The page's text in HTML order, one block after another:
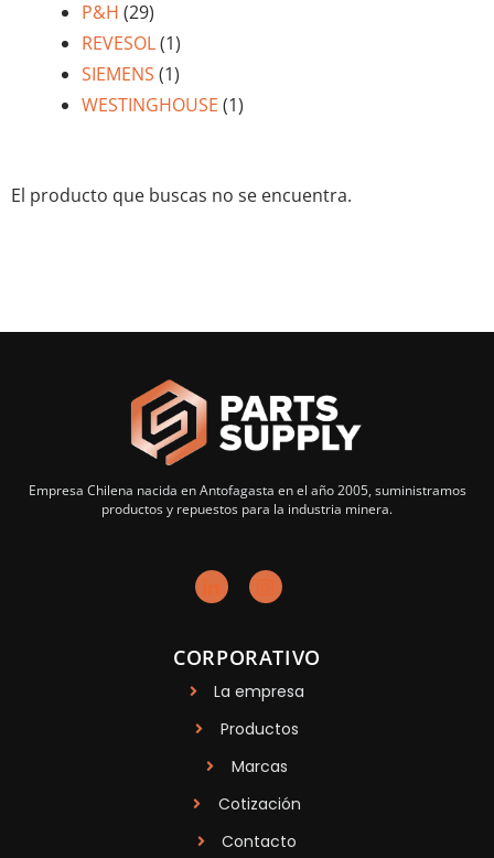
P&H (29)
REVESOL(1)
SIEMENS (1)
WESTINGHOUSE (1)
El producto que buscas no se encuentra.
Empresa Chilena nacida en Antofagasta en el año 2005, suministramos
productos y repuestos para la industria minera.
CORPORATIVO
La empresa
Productos
Marcas
Cotización
Contacto